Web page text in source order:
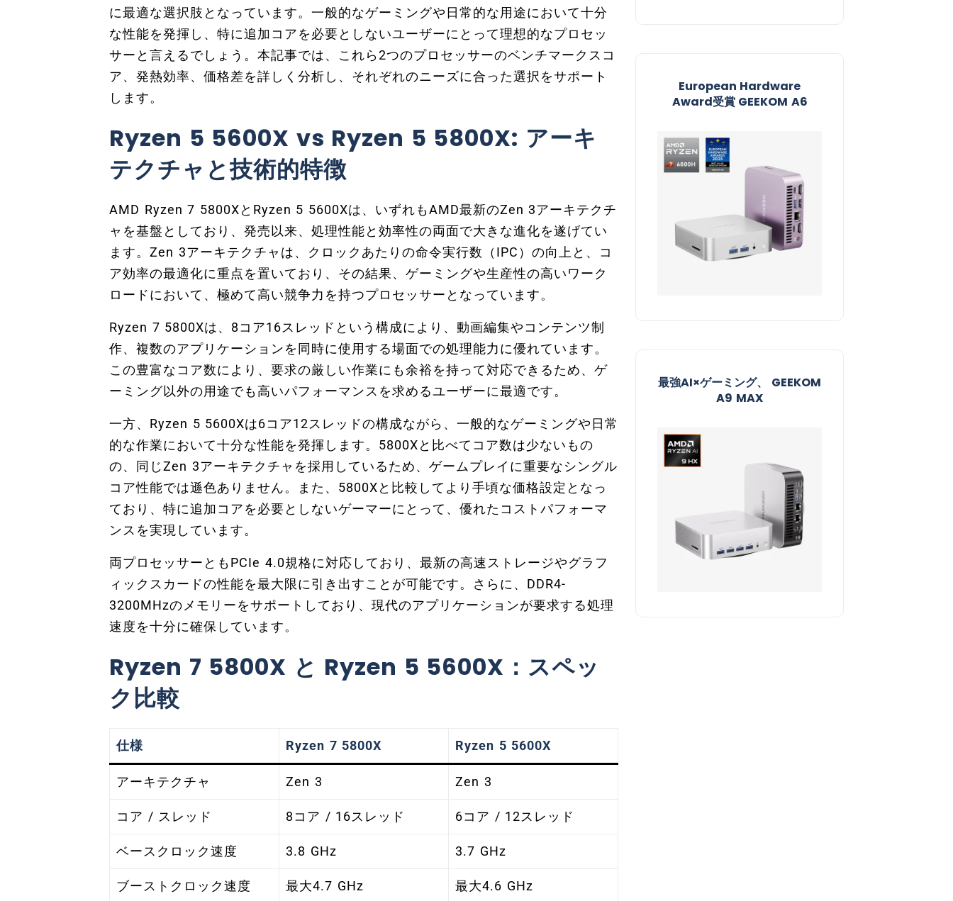
に最適な選択肢となっています。一般的なゲーミングや日常的な用途において十分
な性能を発揮し、特に追加コアを必要としないユーザーにとって理想的なプロセッ
サーと言えるでしょう。本記事では、これら2つのプロセッサーのベンチマークスコ
ア、発熱効率、価格差を詳しく分析し、それぞれのニーズに合った選択をサポート
します。
Ryzen 5 5600X vs Ryzen 5 5800X: アーキ
テクチャと技術的特徴
AMD Ryzen 7 5800XとRyzen 5 5600Xは、いずれもAMD最新のZen 3アーキテクチ
ャを基盤としており、発売以来、処理性能と効率性の両面で大きな進化を遂げてい
ます。Zen 3アーキテクチャは、クロックあたりの命令実行数（IPC）の向上と、コ
ア効率の最適化に重点を置いており、その結果、ゲーミングや生産性の高いワーク
ロードにおいて、極めて高い競争力を持つプロセッサーとなっています。
Ryzen 7 5800Xは、8コア16スレッドという構成により、動画編集やコンテンツ制
作、複数のアプリケーションを同時に使用する場面での処理能力に優れています。
この豊富なコア数により、要求の厳しい作業にも余裕を持って対応できるため、ゲ
ーミング以外の用途でも高いパフォーマンスを求めるユーザーに最適です。
一方、Ryzen 5 5600Xは6コア12スレッドの構成ながら、一般的なゲーミングや日常
的な作業において十分な性能を発揮します。5800Xと比べてコア数は少ないもの
の、同じZen 3アーキテクチャを採用しているため、ゲームプレイに重要なシングル
コア性能では遜色ありません。また、5800Xと比較してより手頃な価格設定となっ
ており、特に追加コアを必要としないゲーマーにとって、優れたコストパフォーマ
ンスを実現しています。
両プロセッサーともPCIe 4.0規格に対応しており、最新の高速ストレージやグラフ
ィックスカードの性能を最大限に引き出すことが可能です。さらに、DDR4-
3200MHzのメモリーをサポートしており、現代のアプリケーションが要求する処理
速度を十分に確保しています。
Ryzen 7 5800X と Ryzen 5 5600X：スペッ
ク比較
仕様 Ryzen 7 5800X Ryzen 5 5600X
アーキテクチャ Zen 3 Zen 3
コア / スレッド 8コア / 16スレッド 6コア / 12スレッド
ベースクロック速度 3.8 GHz 3.7 GHz
ブーストクロック速度 最大4.7 GHz 最大4.6 GHz
European Hardware
Award受賞​ GEEKOM A6
最強AI×ゲーミング、 GEEKOM
A9 MAX